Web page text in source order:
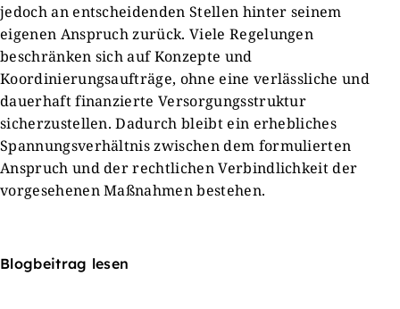
jedoch an entscheidenden Stellen hinter seinem
eigenen Anspruch zurück. Viele Regelungen
beschränken sich auf Konzepte und
Koordinierungsaufträge, ohne eine verlässliche und
dauerhaft finanzierte Versorgungsstruktur
sicherzustellen. Dadurch bleibt ein erhebliches
Spannungsverhältnis zwischen dem formulierten
Anspruch und der rechtlichen Verbindlichkeit der
vorgesehenen Maßnahmen bestehen.
Blogbeitrag lesen